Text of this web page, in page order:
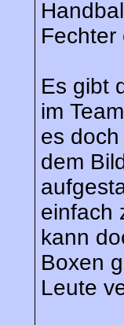
Fechter
Es gibt
im
es
dem
einfach
kann
Boxen
Leute